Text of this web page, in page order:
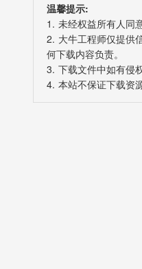
温馨提示:
1. 未经权益所有人同
2. 大牛工程师仅提供
何下载内容负责。
3. 下载文件中如有侵
4. 本站不保证下载资